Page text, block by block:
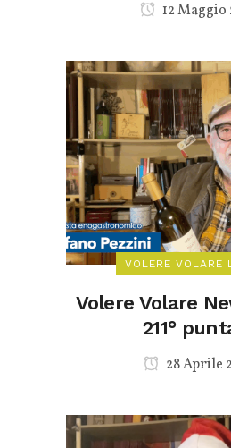
12 Maggio
VOLERE VOLARE
Volere Volare
211°
28 Aprile